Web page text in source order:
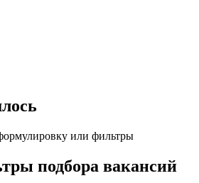
или фильтры
подбора вакансий